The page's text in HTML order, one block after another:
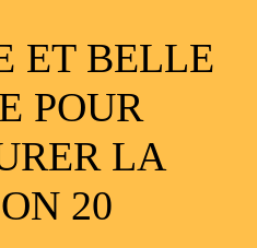
ET BELLE
POUR
LA
20